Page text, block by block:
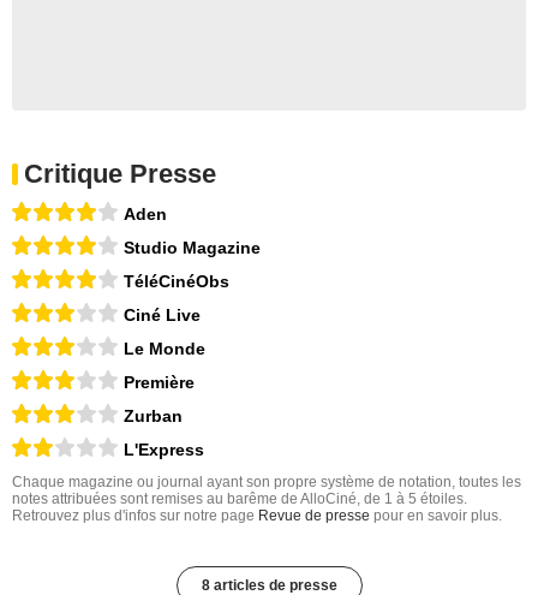
Critique Presse
Aden
Studio Magazine
TéléCinéObs
Ciné Live
Le Monde
Première
Zurban
L'Express
Chaque magazine ou journal ayant son propre système de notation, toutes les
notes attribuées sont remises au barême de AlloCiné, de 1 à 5 étoiles.
Retrouvez plus d'infos sur notre page Revue de presse pour en savoir plus.
8 articles de presse